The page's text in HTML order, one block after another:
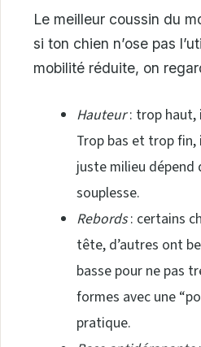
Le meilleur coussin du
si ton chien n’ose pas
mobilité réduite, on
Hauteur: trop haut,
Trop bas et trop
juste milieu dépend
souplesse.
Rebords: certains
tête, d’autres ont
basse pour ne pas
formes avec une
pratique.